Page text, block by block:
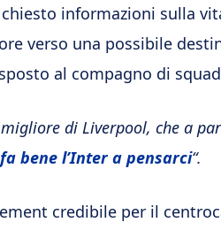
informazioni sulla
verso una possibile
al compagno di
di Liverpool, che a
fa bene l’Inter a pensarci“.
credibile per il